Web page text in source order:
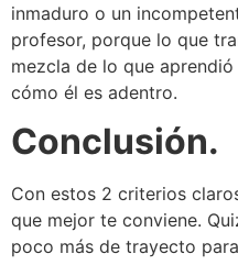
inmaduro o un
profesor, porque lo que
mezcla de lo que
cómo él es adentro.
Conclusión.
Con estos 2 criterios
que mejor te conviene.
poco más de trayecto